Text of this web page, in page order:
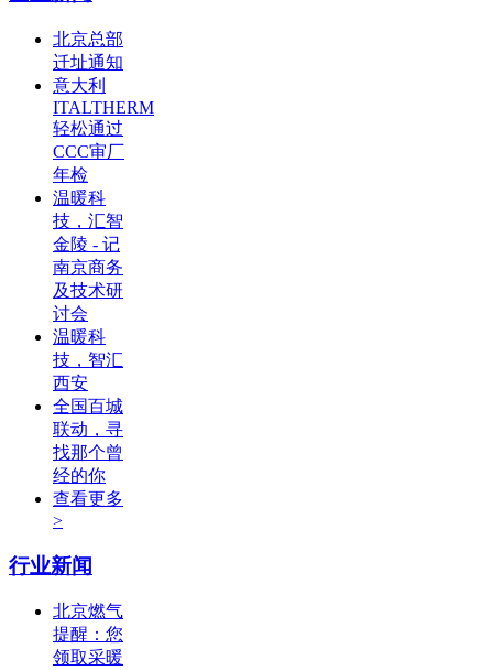
北京总部
迁址通知
意大利
ITALTHERM
轻松通过
CCC审厂
年检
温暖科
技，汇智
金陵 - 记
南京商务
及技术研
讨会
温暖科
技，智汇
西安
全国百城
联动，寻
找那个曾
经的你
查看更多
>
行业新闻
北京燃气
提醒：您
领取采暖